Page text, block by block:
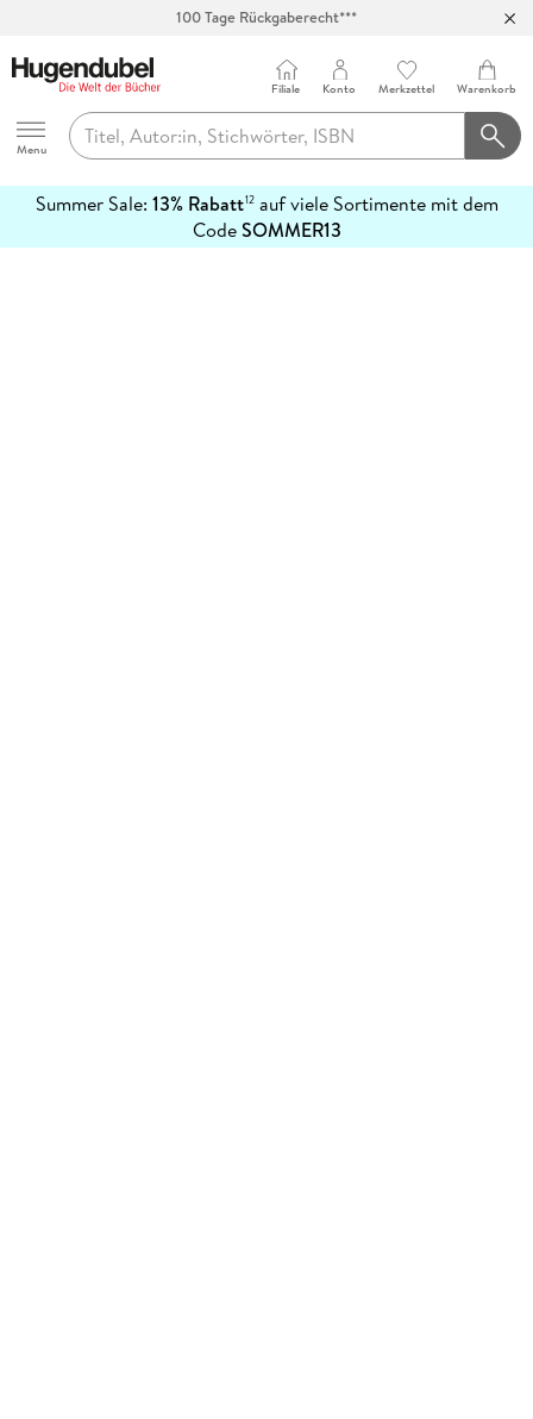
100 Tage Rückgaberecht***
Hugendubel
Menu
Filiale Konto Merkzettel Warenkorb
Summer Sale: 13% Rabatt12auf viele Sortimente mit dem
CodeSOMMER13
erfahren